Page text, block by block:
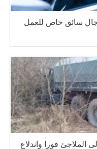
عن رجال سائق خاص للعمل
الملاجئ فورا واندلاع